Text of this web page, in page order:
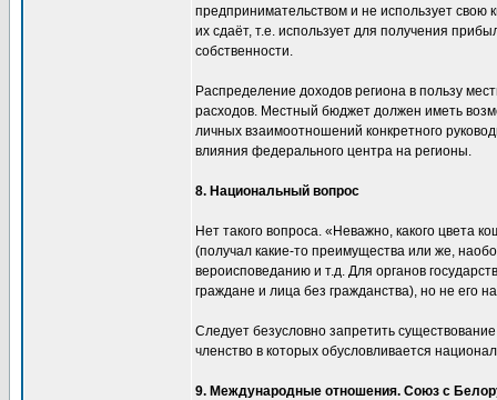
предпринимательством и не использует свою
их сдаёт, т.е. использует для получения
собственности.
Распределение доходов региона в пользу
расходов. Местный бюджет должен иметь
личных взаимоотношений конкретного
влияния федерального центра на регионы.
8. Национальный вопрос
Нет такого вопроса. «Неважно, какого цвета
(получал какие-то преимущества или же,
вероисповеданию и т.д. Для органов
граждане и лица без гражданства), но не его
Следует безусловно запретить
членство в которых обусловливается
9. Международные отношения. Союз с